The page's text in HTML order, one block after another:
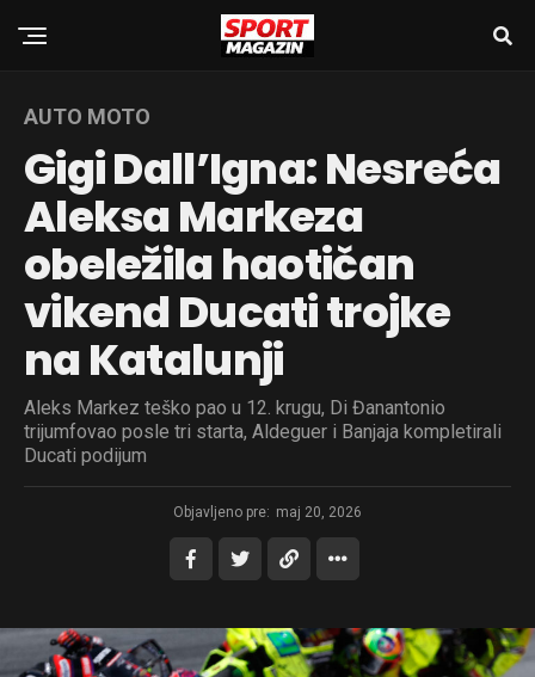
AUTO MOTO
Gigi Dall’Igna: Nesreća
Aleksa Markeza
obeležila haotičan
vikend Ducati trojke
na Katalunji
Aleks Markez teško pao u 12. krugu, Di Đanantonio
trijumfovao posle tri starta, Aldeguer i Banjaja kompletirali
Ducati podijum
Objavljeno pre: maj 20, 2026